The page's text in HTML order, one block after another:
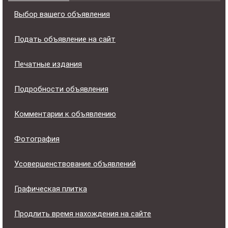
Выбор вашего объявления
Подать объявление на сайт
Печатные издания
Подробности объявления
Комментарии к объявлению
Фотография
Усовершенствование объявлений
Графическая плитка
Продлить время нахождения на сайте